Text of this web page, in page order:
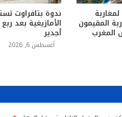
المقيمون
المغرب
ندوة بتافراوت
الأمازيغية بعد
أجدير
أغسطس 6, 2026